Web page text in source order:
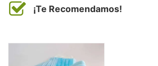
¡Te Recomendamos!